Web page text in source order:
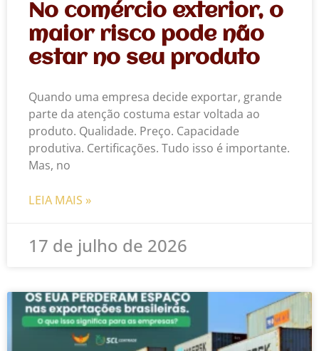
No comércio exterior, o
maior risco pode não
estar no seu produto
Quando uma empresa decide exportar, grande
parte da atenção costuma estar voltada ao
produto. Qualidade. Preço. Capacidade
produtiva. Certificações. Tudo isso é importante.
Mas, no
LEIA MAIS »
17 de julho de 2026